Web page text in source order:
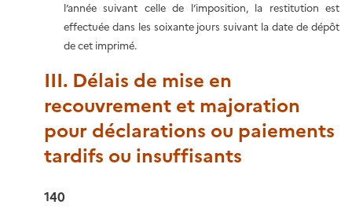
l’année suivant celle de l’imposition, la restitution est
effectuée dans les soixante jours suivant la date de dépôt
de cet imprimé.
III. Délais de mise en
recouvrement et majoration
pour déclarations ou paiements
tardifs ou insuffisants
140